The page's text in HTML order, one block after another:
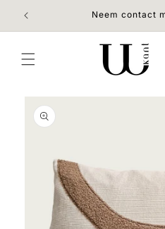
naar de
content
Neem contact
direct naar